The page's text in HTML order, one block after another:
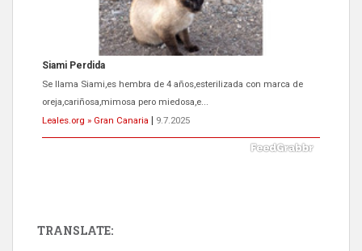
Siami Perdida
Se llama Siami,es hembra de 4 años,esterilizada con marca de
oreja,cariñosa,mimosa pero miedosa,e...
Leales.org » Gran Canaria
9.7.2025
TRANSLATE: